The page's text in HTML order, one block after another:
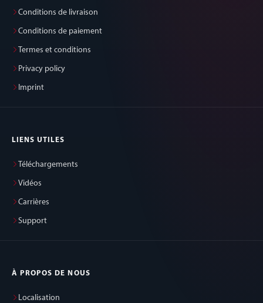
Conditions de livraison
Conditions de paiement
Termes et conditions
Privacy policy
Imprint
LIENS UTILES
Téléchargements
Vidéos
Carrières
Support
À PROPOS DE NOUS
Localisation